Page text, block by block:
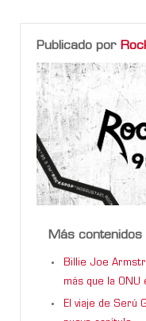
Publicado por
Más contenidos
Billie Joe
más que la ONU
El viaje de Serú